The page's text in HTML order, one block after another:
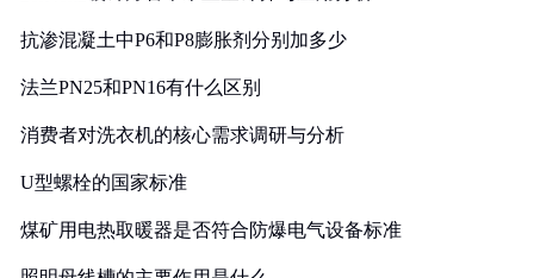
抗渗混凝土中P6和P8膨胀剂分别加多少
法兰PN25和PN16有什么区别
消费者对洗衣机的核心需求调研与分析
U型螺栓的国家标准
煤矿用电热取暖器是否符合防爆电气设备标准